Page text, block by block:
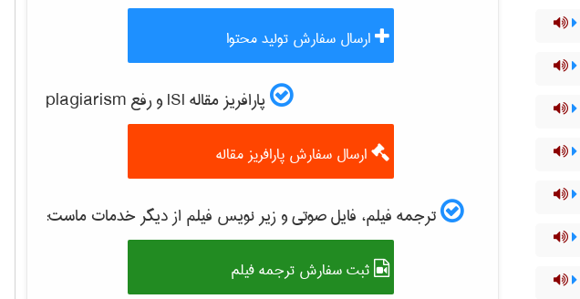
ارسال سفارش تولید محتوا
پارافریز مقاله ISI و رفع plagiarism
ارسال سفارش پارافریز مقاله
ترجمه فیلم، فایل صوتی و زیر نویس فیلم از دیگر خدمات ماست:
ثبت سفارش ترجمه فیلم